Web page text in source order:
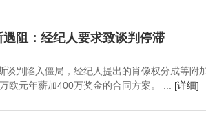
阻：经纪人要求致谈判停滞
谈判陷入僵局，经纪人提出的肖像权分成等附
欧元年薪加400万奖金的合同方案。 ... [详细]